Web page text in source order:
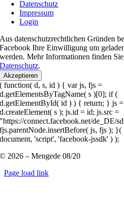
Datenschutz
Impressum
Login
Aus datenschutzrechtlichen Gründen
Facebook Ihre Einwilligung um
werden. Mehr Informationen finden
Datenschutz.
Akzeptieren
( function( d, s, id ) { var js, fjs =
d.getElementsByTagName( s )[0]; if (
d.getElementById( id ) ) { return; } js =
d.createElement( s ); js.id = id; js.src =
"https://connect.facebook.net/de_DE/
fjs.parentNode.insertBefore( js, fjs ); }(
document, 'script', 'facebook-jssdk' ) );
© 2026 – Mengede 08/20
Page load link